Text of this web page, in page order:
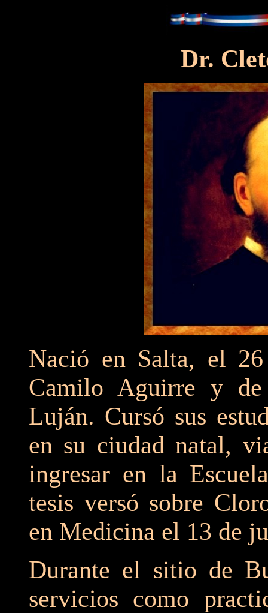
Dr.
Nació en Salta, el
Camilo Aguirre y
Luján. Cursó sus
en su ciudad natal,
ingresar en la
tesis versó sobre
en Medicina el 13 de
Durante el sitio de
servicios como